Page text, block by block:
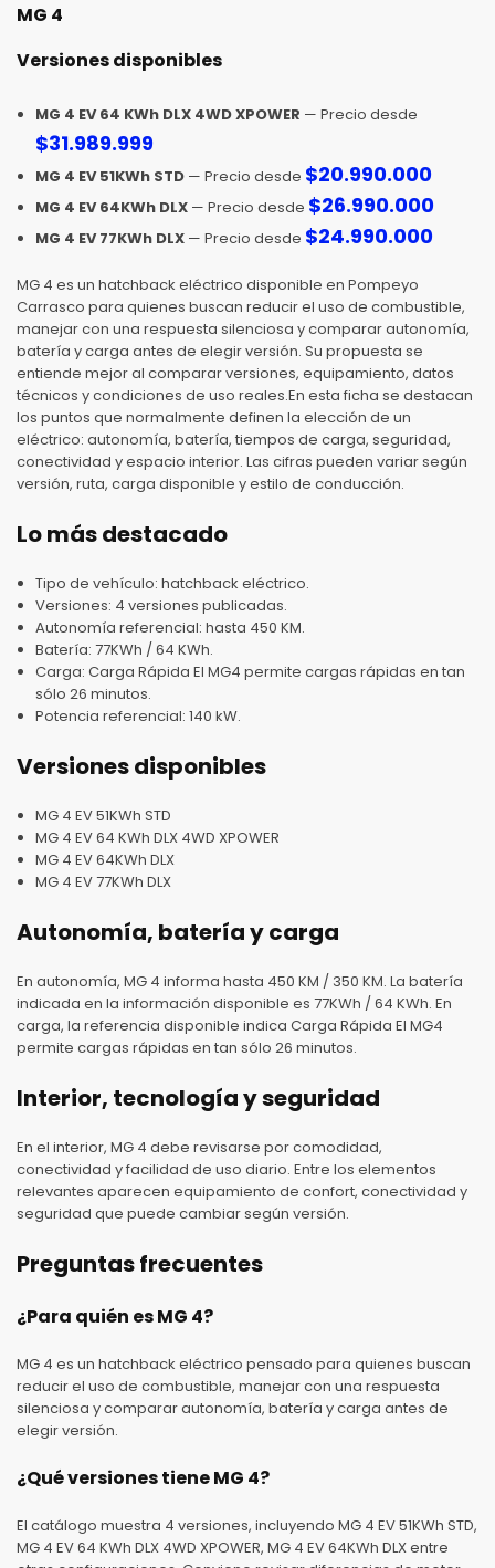
MG 4
Versiones disponibles
MG 4 EV 64 KWh DLX 4WD XPOWER — Precio desde
$31.989.999
MG 4 EV 51KWh STD — Precio desde $20.990.000
MG 4 EV 64KWh DLX — Precio desde $26.990.000
MG 4 EV 77KWh DLX — Precio desde $24.990.000
MG 4 es un hatchback eléctrico disponible en Pompeyo
Carrasco para quienes buscan reducir el uso de combustible,
manejar con una respuesta silenciosa y comparar autonomía,
batería y carga antes de elegir versión. Su propuesta se
entiende mejor al comparar versiones, equipamiento, datos
técnicos y condiciones de uso reales.En esta ficha se destacan
los puntos que normalmente definen la elección de un
eléctrico: autonomía, batería, tiempos de carga, seguridad,
conectividad y espacio interior. Las cifras pueden variar según
versión, ruta, carga disponible y estilo de conducción.
Lo más destacado
Tipo de vehículo: hatchback eléctrico.
Versiones: 4 versiones publicadas.
Autonomía referencial: hasta 450 KM.
Batería: 77KWh / 64 KWh.
Carga: Carga Rápida El MG4 permite cargas rápidas en tan
sólo 26 minutos.
Potencia referencial: 140 kW.
Versiones disponibles
MG 4 EV 51KWh STD
MG 4 EV 64 KWh DLX 4WD XPOWER
MG 4 EV 64KWh DLX
MG 4 EV 77KWh DLX
Autonomía, batería y carga
En autonomía, MG 4 informa hasta 450 KM / 350 KM. La batería
indicada en la información disponible es 77KWh / 64 KWh. En
carga, la referencia disponible indica Carga Rápida El MG4
permite cargas rápidas en tan sólo 26 minutos.
Interior, tecnología y seguridad
En el interior, MG 4 debe revisarse por comodidad,
conectividad y facilidad de uso diario. Entre los elementos
relevantes aparecen equipamiento de confort, conectividad y
seguridad que puede cambiar según versión.
Preguntas frecuentes
¿Para quién es MG 4?
MG 4 es un hatchback eléctrico pensado para quienes buscan
reducir el uso de combustible, manejar con una respuesta
silenciosa y comparar autonomía, batería y carga antes de
elegir versión.
¿Qué versiones tiene MG 4?
El catálogo muestra 4 versiones, incluyendo MG 4 EV 51KWh STD,
MG 4 EV 64 KWh DLX 4WD XPOWER, MG 4 EV 64KWh DLX entre